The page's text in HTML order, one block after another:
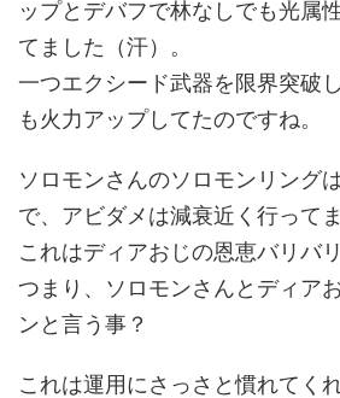
ップとデバフで林なしでも光属
てました（汗）。
一つエクシード武器を限界突破
も火力アップしてたのですね。
ソロモンさんのソロモンリング
で、アビダメは減衰近く行ってま
これはディアおじの恩恵バリバ
つまり、ソロモンさんとディア
ンと言う事？
これは運用にさっさと慣れてく